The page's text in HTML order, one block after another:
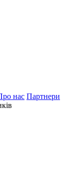
нас Партнери